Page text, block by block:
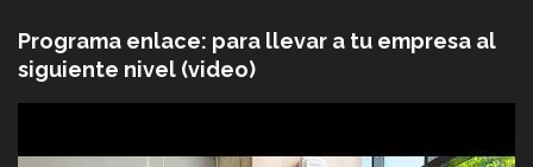
Programa enlace: para llevar a tu empresa al
siguiente nivel (video)